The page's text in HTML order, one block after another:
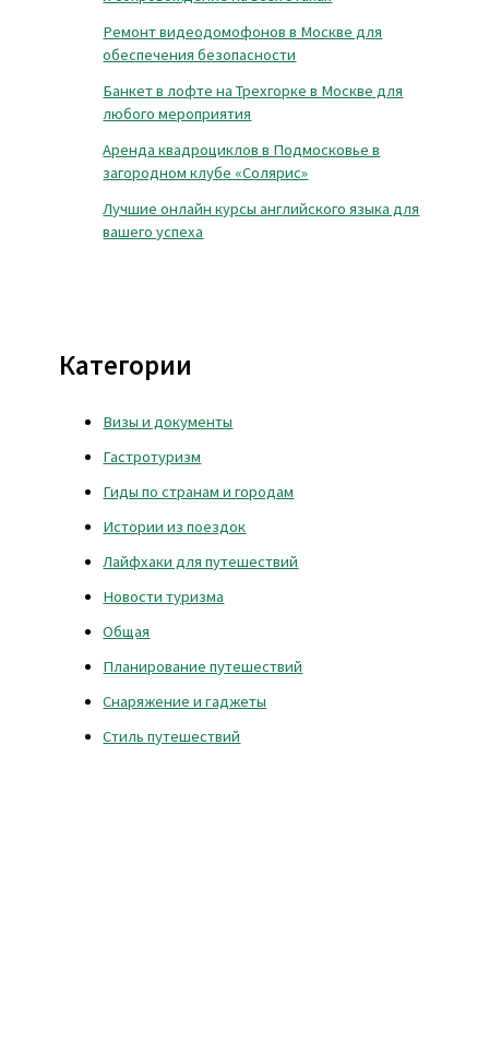
Ремонт видеодомофонов в Москве для
обеспечения безопасности
Банкет в лофте на Трехгорке в Москве для
любого мероприятия
Аренда квадроциклов в Подмосковье в
загородном клубе «Солярис»
Лучшие онлайн курсы английского языка для
вашего успеха
Категории
Визы и документы
Гастротуризм
Гиды по странам и городам
Истории из поездок
Лайфхаки для путешествий
Новости туризма
Общая
Планирование путешествий
Снаряжение и гаджеты
Стиль путешествий